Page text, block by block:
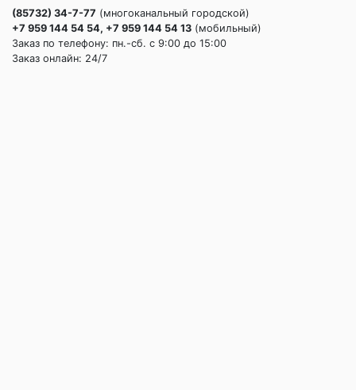
(85732) 34-7-77 (многоканальный городской)
+7 959 144 54 54, +7 959 144 54 13 (мобильный)
Заказ по телефону: пн.-сб. c 9:00 до 15:00
Заказ онлайн: 24/7